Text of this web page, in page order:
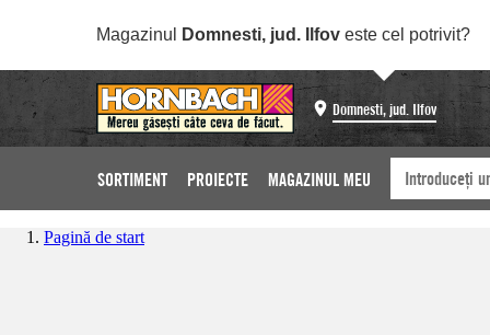
Magazinul Domnesti, jud. Ilfov este cel potrivit?
Domnesti, jud. Ilfov
SORTIMENT PROIECTE MAGAZINUL MEU
Pagină de start